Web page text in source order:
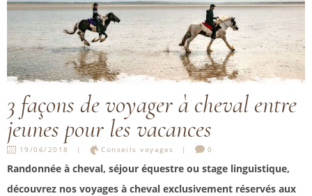
3 façons de voyager à cheval entre
jeunes pour les vacances
19/06/2018 Conseils voyages 0
Randonnée à cheval, séjour équestre ou stage linguistique,
découvrez nos voyages à cheval exclusivement réservés aux